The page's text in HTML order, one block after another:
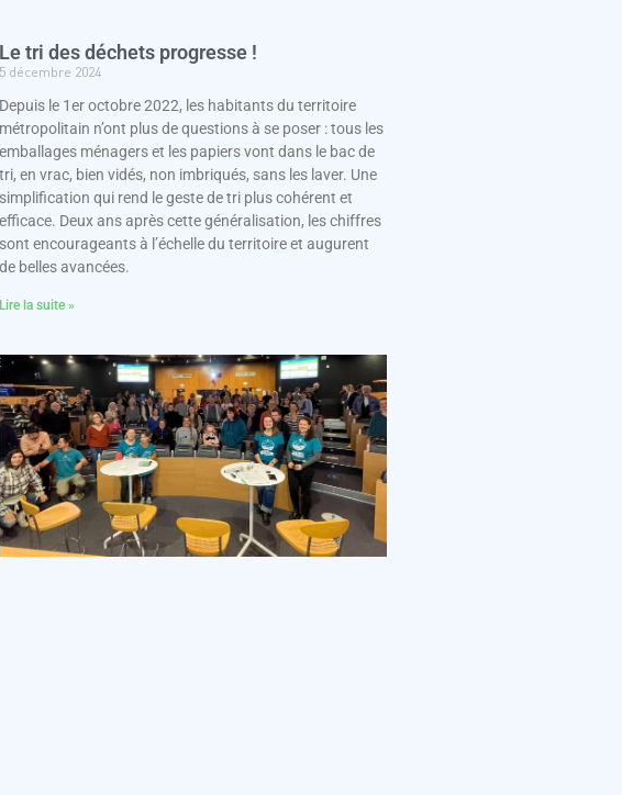
Le tri des déchets progresse !
5 décembre 2024
Depuis le 1er octobre 2022, les habitants du territoire
métropolitain n’ont plus de questions à se poser : tous les
emballages ménagers et les papiers vont dans le bac de
tri, en vrac, bien vidés, non imbriqués, sans les laver. Une
simplification qui rend le geste de tri plus cohérent et
efficace. Deux ans après cette généralisation, les chiffres
sont encourageants à l’échelle du territoire et augurent
de belles avancées.
Lire la suite »